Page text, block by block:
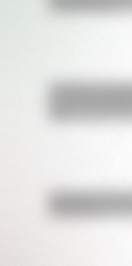
Castillo de
Bandera de